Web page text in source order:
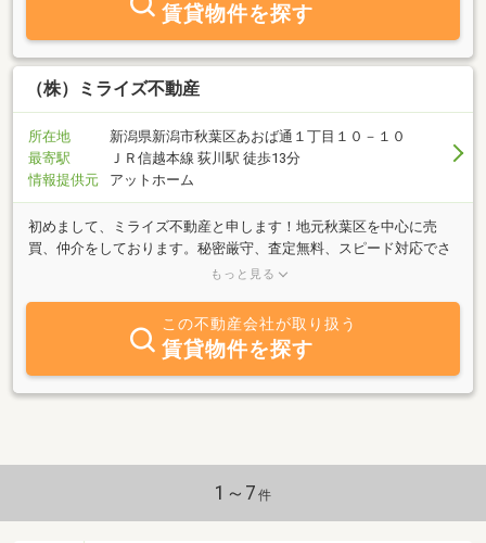
賃貸物件を探す
（株）ミライズ不動産
所在地
新潟県新潟市秋葉区あおば通１丁目１０－１０
最寄駅
ＪＲ信越本線 荻川駅 徒歩13分
情報提供元
アットホーム
初めまして、ミライズ不動産と申します！地元秋葉区を中心に売
買、仲介をしております。秘密厳守、査定無料、スピード対応でさ
せていただきます。お気軽にご相談ください！！※秋葉区以外の査
もっと見る
この不動産会社が取り扱う
賃貸物件を探す
1～7 件